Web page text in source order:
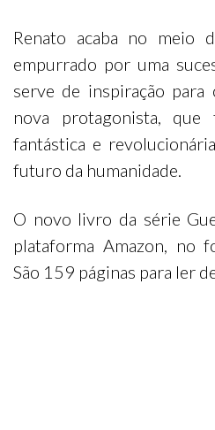
Renato acaba no meio
empurrado por uma
serve de inspiração
nova protagonista, que
fantástica e
futuro da humanidade.
O novo livro da série
plataforma Amazon, no
São 159 páginas para ler